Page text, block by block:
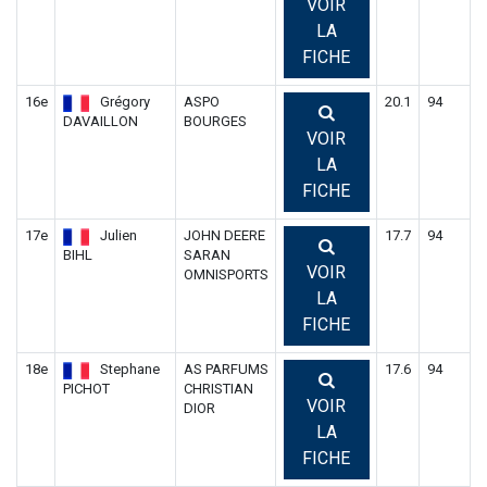
VOIR
LA
FICHE
16e
Grégory
DAVAILLON
ASPO
BOURGES
VOIR
LA
FICHE
20.1 94
17e
Julien
BIHL
JOHN DEERE
SARAN
OMNISPORTS
VOIR
LA
FICHE
17.7 94
18e
Stephane
PICHOT
AS PARFUMS
CHRISTIAN
DIOR
VOIR
LA
FICHE
17.6 94